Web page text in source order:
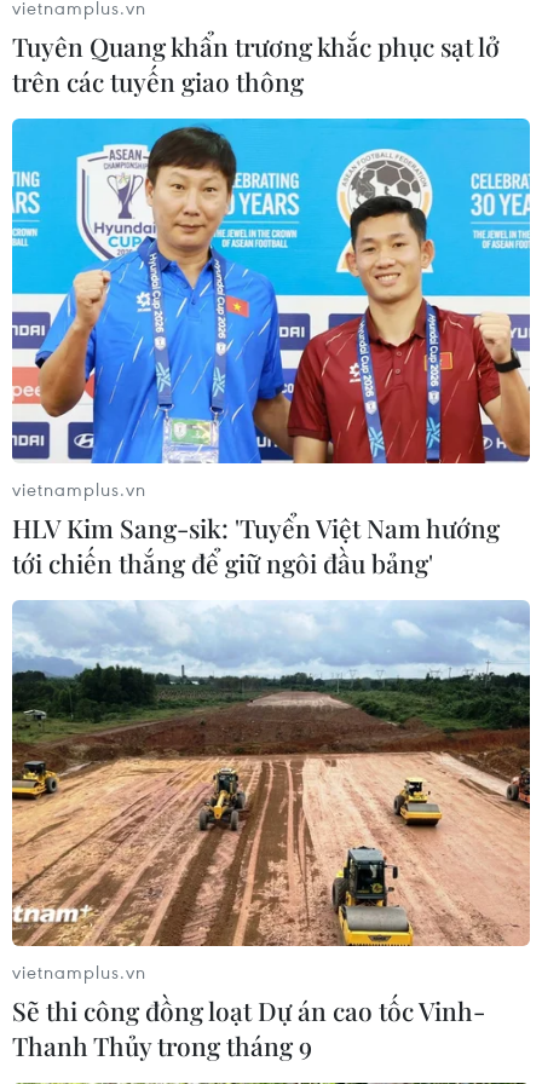
vietnamplus.vn
Tuyên Quang khẩn trương khắc phục sạt lở
trên các tuyến giao thông
vietnamplus.vn
HLV Kim Sang-sik: 'Tuyển Việt Nam hướng
tới chiến thắng để giữ ngôi đầu bảng'
vietnamplus.vn
Sẽ thi công đồng loạt Dự án cao tốc Vinh-
Thanh Thủy trong tháng 9